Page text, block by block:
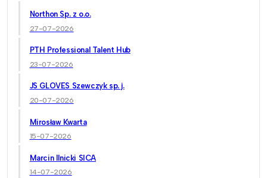
Northon Sp. z o.o.
27-07-2026
PTH Professional Talent Hub
23-07-2026
JS GLOVES Szewczyk sp. j.
20-07-2026
Mirosław Kwarta
15-07-2026
Marcin Ilnicki SICA
14-07-2026